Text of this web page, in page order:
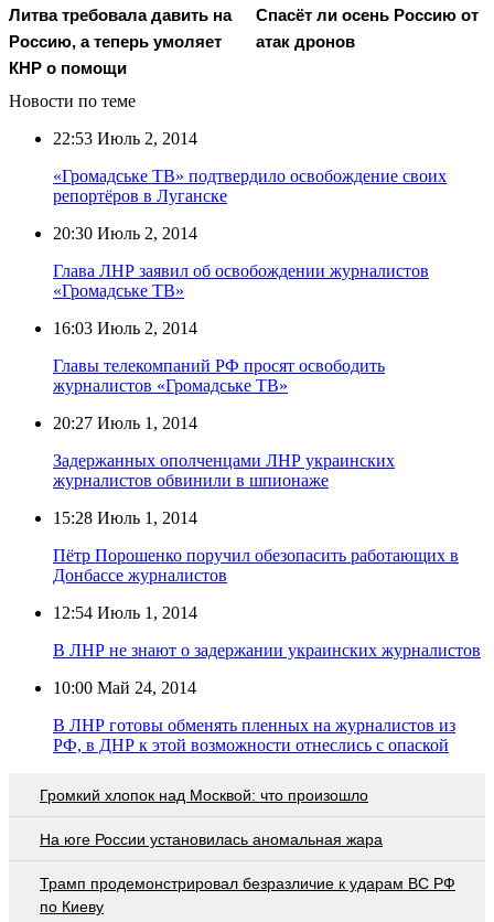
Литва требовала давить на
Россию, а теперь умоляет
КНР о помощи
Спасёт ли осень Россию от
атак дронов
Новости по теме
22:53 Июль 2, 2014
«Громадське ТВ» подтвердило освобождение своих
репортёров в Луганске
20:30 Июль 2, 2014
Глава ЛНР заявил об освобождении журналистов
«Громадське ТВ»
16:03 Июль 2, 2014
Главы телекомпаний РФ просят освободить
журналистов «Громадське ТВ»
20:27 Июль 1, 2014
Задержанных ополченцами ЛНР украинских
журналистов обвинили в шпионаже
15:28 Июль 1, 2014
Пётр Порошенко поручил обезопасить работающих в
Донбассе журналистов
12:54 Июль 1, 2014
В ЛНР не знают о задержании украинских журналистов
10:00 Май 24, 2014
В ЛНР готовы обменять пленных на журналистов из
РФ, в ДНР к этой возможности отнеслись с опаской
Громкий хлопок над Москвой: что произошло
На юге России установилась аномальная жара
Трамп продемонстрировал безразличие к ударам ВС РФ
по Киеву